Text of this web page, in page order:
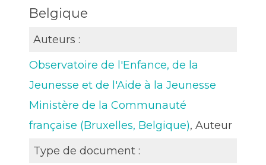
Belgique
Auteurs :
Observatoire de l'Enfance, de la
Jeunesse et de l'Aide à la Jeunesse
Ministère de la Communauté
française (Bruxelles, Belgique), Auteur
Type de document :